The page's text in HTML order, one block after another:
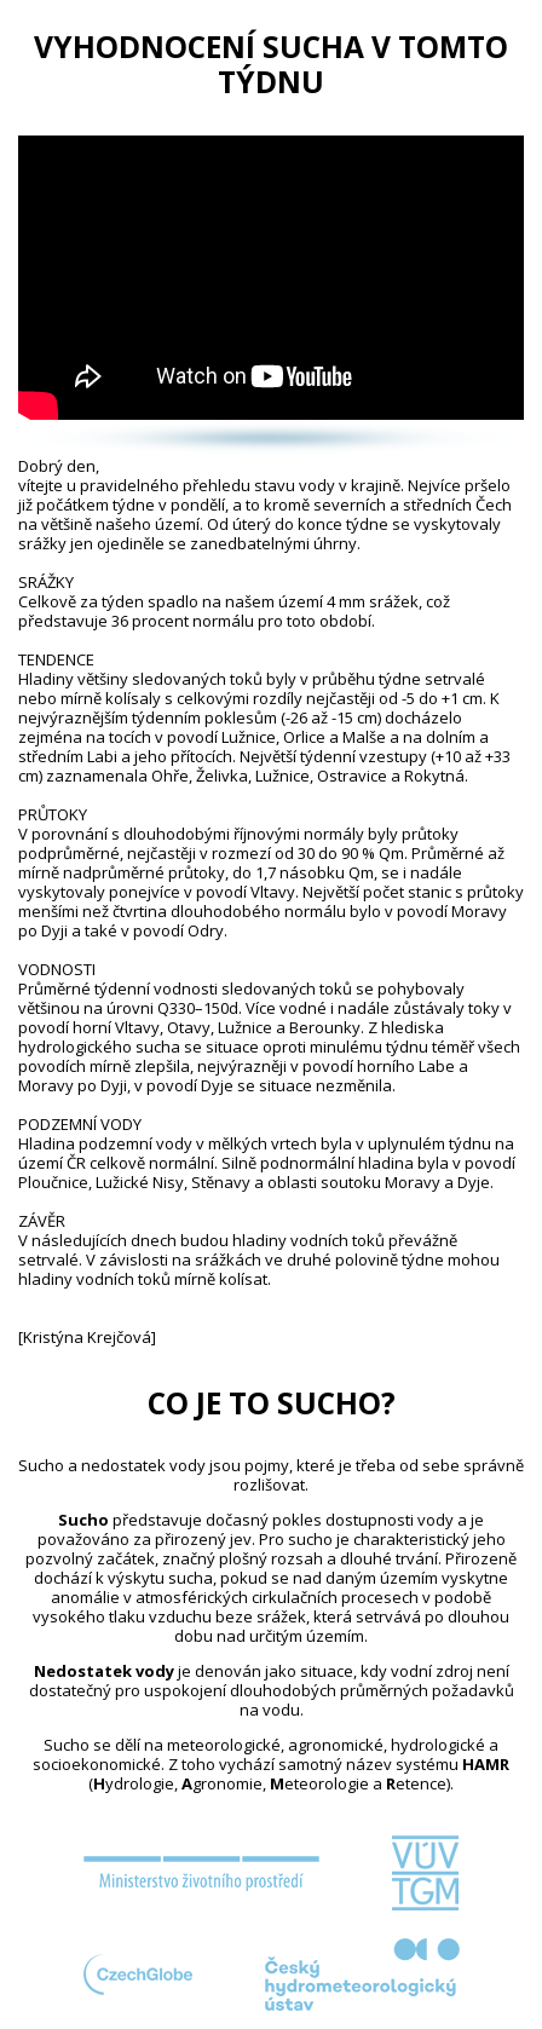
VYHODNOCENÍ SUCHA V TOMTO
TÝDNU
Dobrý den,
vítejte u pravidelného přehledu stavu vody v krajině. Nejvíce pršelo
již počátkem týdne v pondělí, a to kromě severních a středních Čech
na většině našeho území. Od úterý do konce týdne se vyskytovaly
srážky jen ojediněle se zanedbatelnými úhrny.
SRÁŽKY
Celkově za týden spadlo na našem území 4 mm srážek, což
představuje 36 procent normálu pro toto období.
TENDENCE
Hladiny většiny sledovaných toků byly v průběhu týdne setrvalé
nebo mírně kolísaly s celkovými rozdíly nejčastěji od -5 do +1 cm. K
nejvýraznějším týdenním poklesům (-26 až -15 cm) docházelo
zejména na tocích v povodí Lužnice, Orlice a Malše a na dolním a
středním Labi a jeho přítocích. Největší týdenní vzestupy (+10 až +33
cm) zaznamenala Ohře, Želivka, Lužnice, Ostravice a Rokytná.
PRŮTOKY
V porovnání s dlouhodobými říjnovými normály byly průtoky
podprůměrné, nejčastěji v rozmezí od 30 do 90 % Qm. Průměrné až
mírně nadprůměrné průtoky, do 1,7 násobku Qm, se i nadále
vyskytovaly ponejvíce v povodí Vltavy. Největší počet stanic s průtoky
menšími než čtvrtina dlouhodobého normálu bylo v povodí Moravy
po Dyji a také v povodí Odry.
VODNOSTI
Průměrné týdenní vodnosti sledovaných toků se pohybovaly
většinou na úrovni Q330–150d. Více vodné i nadále zůstávaly toky v
povodí horní Vltavy, Otavy, Lužnice a Berounky. Z hlediska
hydrologického sucha se situace oproti minulému týdnu téměř všech
povodích mírně zlepšila, nejvýrazněji v povodí horního Labe a
Moravy po Dyji, v povodí Dyje se situace nezměnila.
PODZEMNÍ VODY
Hladina podzemní vody v mělkých vrtech byla v uplynulém týdnu na
území ČR celkově normální. Silně podnormální hladina byla v povodí
Ploučnice, Lužické Nisy, Stěnavy a oblasti soutoku Moravy a Dyje.
ZÁVĚR
V následujících dnech budou hladiny vodních toků převážně
setrvalé. V závislosti na srážkách ve druhé polovině týdne mohou
hladiny vodních toků mírně kolísat.
[Kristýna Krejčová]
CO JE TO SUCHO?
Sucho a nedostatek vody jsou pojmy, které je třeba od sebe správně
rozlišovat.
Sucho představuje dočasný pokles dostupnosti vody a je
považováno za přirozený jev. Pro sucho je charakteristický jeho
pozvolný začátek, značný plošný rozsah a dlouhé trvání. Přirozeně
dochází k výskytu sucha, pokud se nad daným územím vyskytne
anomálie v atmosférických cirkulačních procesech v podobě
vysokého tlaku vzduchu beze srážek, která setrvává po dlouhou
dobu nad určitým územím.
Nedostatek vodyje definován jako situace, kdy vodní zdroj není
dostatečný pro uspokojení dlouhodobých průměrných požadavků
na vodu.
Sucho se dělí na meteorologické, agronomické, hydrologické a
socioekonomické. Z toho vychází samotný název systému HAMR
(Hydrologie,Agronomie, Meteorologie a Retence).